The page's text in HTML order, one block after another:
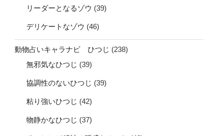
リーダーとなるゾウ (39)
デリケートなゾウ (46)
動物占いキャラナビ ひつじ (238)
無邪気なひつじ (39)
協調性のないひつじ (39)
粘り強いひつじ (42)
物静かなひつじ (37)